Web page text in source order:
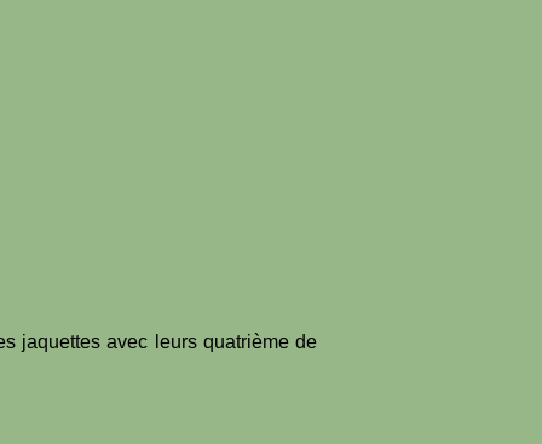
jaquettes avec leurs quatrième de